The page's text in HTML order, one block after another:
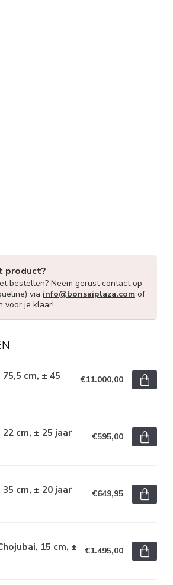
product?
bestellen? Neem gerust contact op
via info@bonsaiplaza.com of
voor je klaar!
cm, ± 45 €11.000,00
cm, ± 25 jaar €595,00
cm, ± 20 jaar €649,95
15 cm, ± €1.495,00